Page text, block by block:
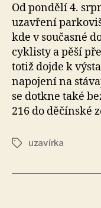
Od pondělí 4.
uzavření
kde v současné
cyklisty a pěší
totiž dojde k
napojení na
se dotkne také
216 do děčínské
Štítkyuzavírka